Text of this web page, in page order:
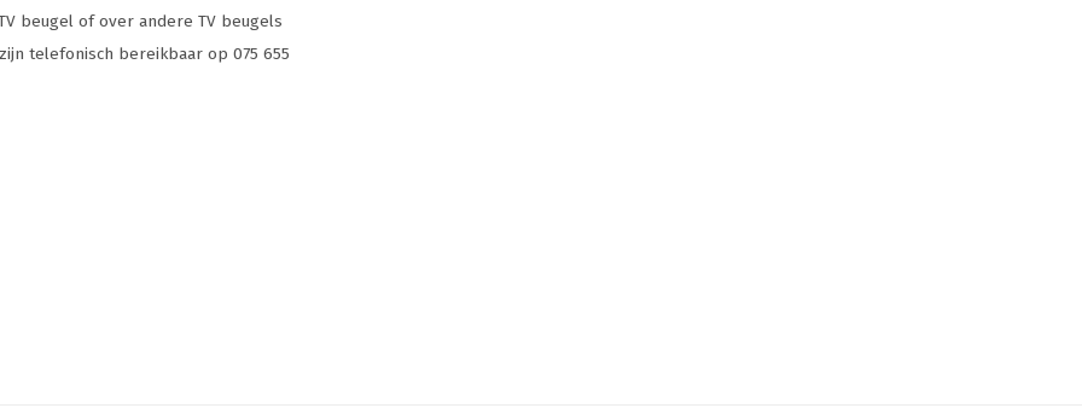
beugel of over andere TV beugels
telefonisch bereikbaar op 075 655